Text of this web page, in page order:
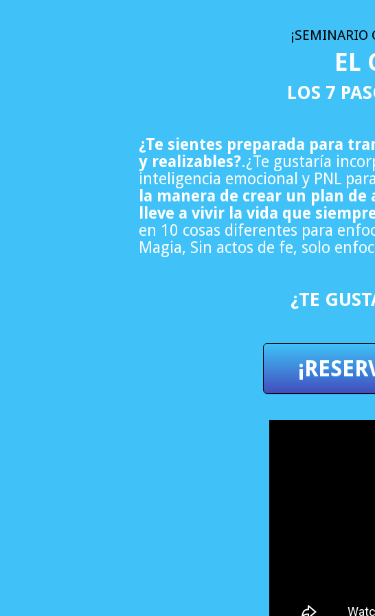
¡SEMINARIO
EL
LOS 7
¿Te sientes preparada para
y realizables?.¿Te gustaría
inteligencia emocional y PNL
la manera de crear un plan
lleve a vivir la vida que
en 10 cosas diferentes para
Magia, Sin actos de fe, solo
¿TE